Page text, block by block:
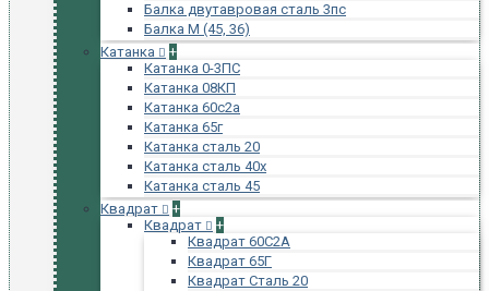
Балка двутавровая сталь 3пс
Балка М (45, 36)
Катанка
+
Катанка 0-3ПС
Катанка 08КП
Катанка 60с2а
Катанка 65г
Катанка сталь 20
Катанка сталь 40х
Катанка сталь 45
Квадрат
+
Квадрат
+
Квадрат 60С2А
Квадрат 65Г
Квадрат Сталь 20